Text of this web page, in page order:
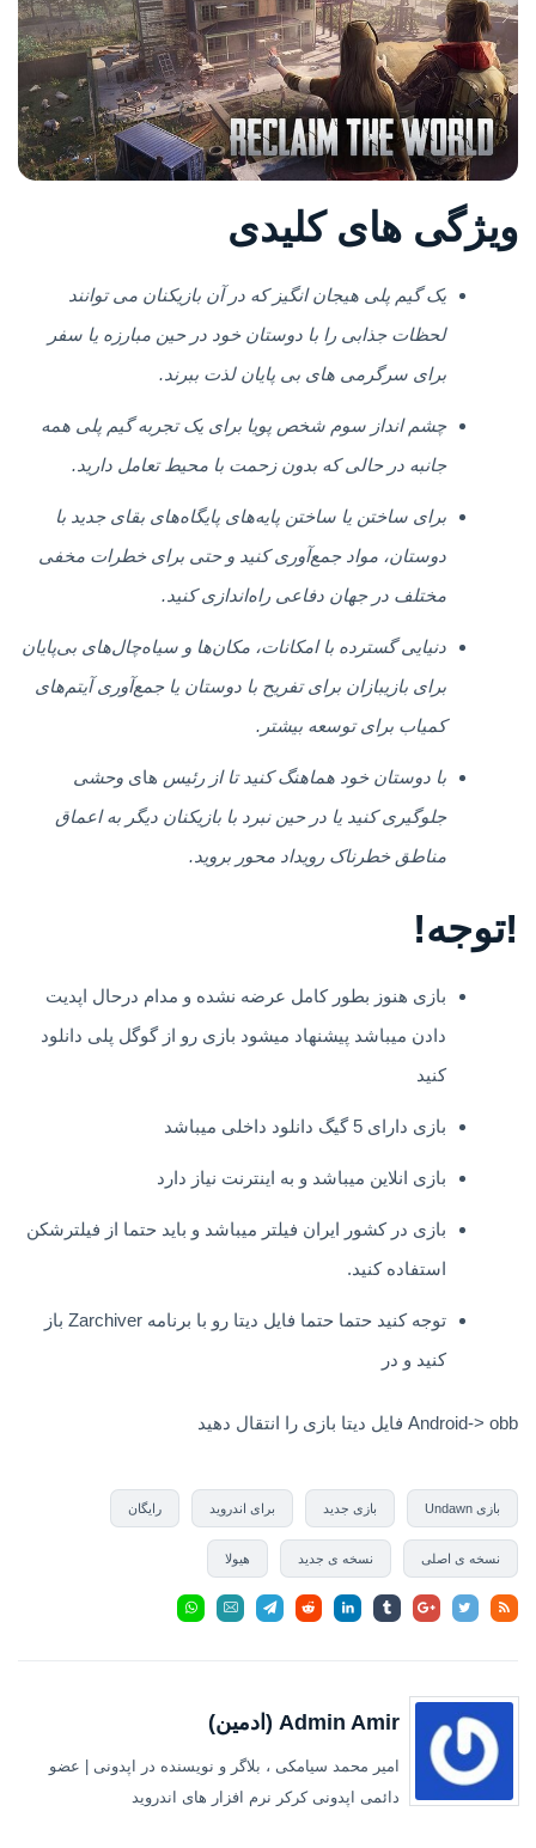
ویژگی های کلیدی
یک گیم پلی هیجان انگیز که در آن بازیکنان می توانند
لحظات جذابی را با دوستان خود در حین مبارزه یا سفر
برای سرگرمی های بی پایان لذت ببرند.
چشم انداز سوم شخص پویا برای یک تجربه گیم پلی همه
جانبه در حالی که بدون زحمت با محیط تعامل دارید.
برای ساختن یا ساختن پایه‌های پایگاه‌های بقای جدید با
دوستان، مواد جمع‌آوری کنید و حتی برای خطرات مخفی
مختلف در جهان دفاعی راه‌اندازی کنید.
دنیایی گسترده با امکانات، مکان‌ها و سیاه‌چال‌های بی‌پایان
برای بازیبازان برای تفریح ​​با دوستان یا جمع‌آوری آیتم‌های
کمیاب برای توسعه بیشتر.
با دوستان خود هماهنگ کنید تا از رئیس های وحشی
جلوگیری کنید یا در حین نبرد با بازیکنان دیگر به اعماق
مناطق خطرناک رویداد محور بروید.
!توجه!
بازی هنوز بطور کامل عرضه نشده و مدام درحال اپدیت
دادن میباشد پیشنهاد میشود بازی رو از گوگل پلی دانلود
کنید
بازی دارای 5 گیگ دانلود داخلی میباشد
بازی انلاین میباشد و به اینترنت نیاز دارد
بازی در کشور ایران فیلتر میباشد و باید حتما از فیلترشکن
استفاده کنید.
توجه کنید حتما حتما فایل دیتا رو با برنامه Zarchiver باز
کنید و در
Android-> obb فایل دیتا بازی را انتقال دهید
بازی Undawn بازی جدید برای اندروید رایگان
نسخه ی اصلی نسخه ی جدید هیولا
Admin Amir (ادمین)
امیر محمد سیامکی ، بلاگر و نویسنده در اپدونی | عضو
دائمی اپدونی کرکر نرم افزار های اندروید